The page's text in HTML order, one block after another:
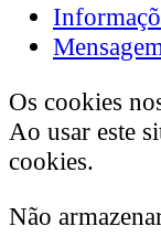
Os cookies
Ao usar este
cookies.
Não